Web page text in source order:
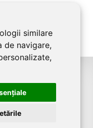
similare
de navigare,
online pentru
SRL